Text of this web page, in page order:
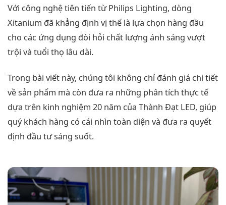
Với công nghệ tiên tiến từ Philips Lighting, dòng
Xitanium đã khẳng định vị thế là lựa chọn hàng đầu
cho các ứng dụng đòi hỏi chất lượng ánh sáng vượt
trội và tuổi thọ lâu dài.
Trong bài viết này, chúng tôi không chỉ đánh giá chi tiết
về sản phẩm mà còn đưa ra những phân tích thực tế
dựa trên kinh nghiệm 20 năm của Thành Đạt LED, giúp
quý khách hàng có cái nhìn toàn diện và đưa ra quyết
định đầu tư sáng suốt.